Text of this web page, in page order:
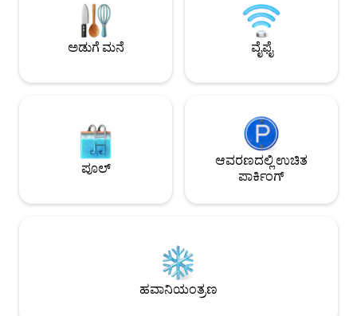
ಮುಂಚಿತವಾಗಿ ಒದಗಿಸಬೇಕಾದರೆ ದಯವಿಟ್ಟು
ವಿನಂತಿಸಿ ಮತ್ತು ನಾವು ಹೇಗೆ ಸುಗಮಗೊಳಿಸಬಹುದು
ಎಂಬುದನ್ನು ನಾವು ನೋಡುತ್ತೇವೆ ಐತಿಹಾಸಿಕ
ಗ್ರೀನ್‌ವಿಚ್‌ನ ಅನೇಕ ದೃಶ್ಯಗಳನ್ನು ಆನಂದಿಸಿ
ಮತ್ತು ನನ್ನ ನೆಚ್ಚಿನ ಸ್ಥಳಗಳಲ್ಲಿ ಒಂದಾದ ರಾಯಲ್
ಲೈನ್ ಮತ್ತು ರಾಯಲ್ ಅಬ್ಸರ್ವೇಟರಿಯನ್ನು
ಆಯೋಜಿಸುತ್ತದೆ ಮತ್ತು ನ್ಯಾಷನಲ್ ಮ್ಯಾರಿಟೈಮ್
ಮ್ಯೂಸಿಯಂ ಮತ್ತು ಓಲ್ಡ್ ರಾಯಲ್ ನೇವಲ್
ಕಾಲೇಜ್‌ಗೆ ನೆಲೆಯಾಗಿರುವ ಗ್ರೀನ್‌ವಿಚ್ ಮ್ಯಾರಿಟೈಮ್
ನೋಡಿ: (ವೆಬ್‌ಸೈಟ್
ಐರಿಸ್ ಕೆಫೆ - (ವೆಬ್‌ಸೈಟ್ ಮರೆಮಾಡಲಾಗಿದೆ) ಉತ್ತರ
ಟರ್ಕಿಶ್ ರೆಸ್ಟೋರೆಂಟ್ ದಿ ಗೋಲ್ಡನ್ ಚಿಪ್ಪಿ ಸೆಂಟ್ರಲ್
ಲಂಡನ್‌ಗೆ ಸುಲಭ ಪ್ರಯಾಣ; ಅಪಾರ್ಟ್‌ಮೆಂಟ್‌ನಿಂದ
ಸಣ್ಣ ಬಸ್ ಪ್ರಯಾಣದ
ಪಾವತಿಸಿದ ಪಾರ್ಕಿಂಗ್
ಮಾಹಿತಿಗಾಗಿ ಹೋಸ್ಟ್
ಅಡುಗೆ ಮನೆ ವೈಫೈ
ಪೂಲ್
ಆವರಣದಲ್ಲಿ ಉಚಿತ
ಪಾರ್ಕಿಂಗ್
ಹವಾನಿಯಂತ್ರಣ